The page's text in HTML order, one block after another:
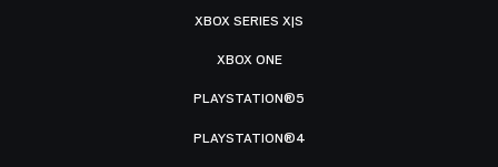
XBOX SERIES X|S
XBOX ONE
PLAYSTATION®5
PLAYSTATION®4